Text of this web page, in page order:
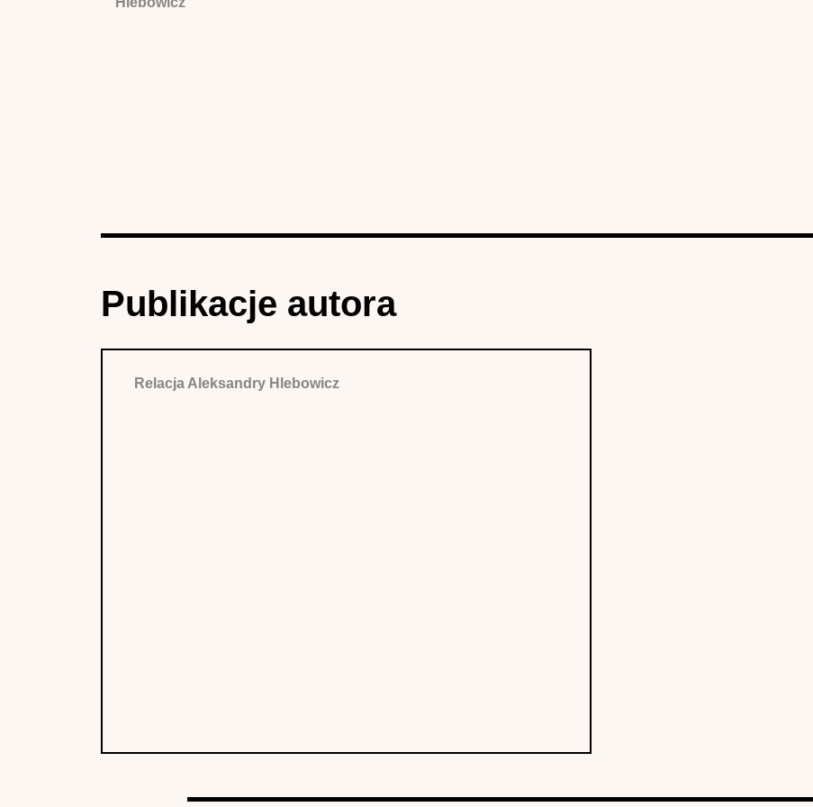
Publikacje autora
Relacja Aleksandry Hlebowicz